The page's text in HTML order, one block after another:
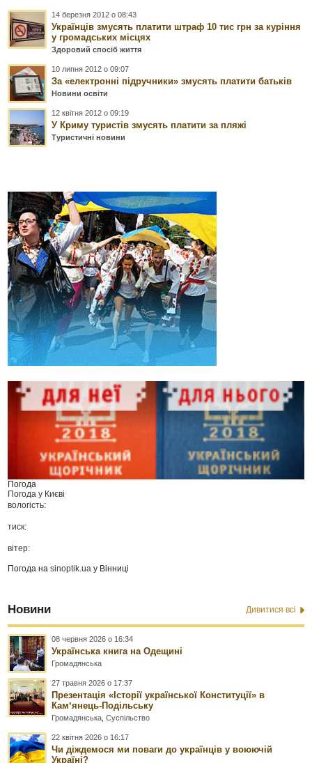
14 березня 2012 о 08:43
Українців змусять платити штраф 10 тис грн за куріння
у громадських місцях
Здоровий спосіб життя
10 липня 2012 о 09:07
За «електронні підручники» змусять платити батьків
Новини освіти
12 квітня 2012 о 09:19
У Криму туристів змусять платити за пляжі
Туристичні новини
Погода
Погода у Києві
вологість:
тиск:
вітер:
Погода наsinoptik.ua у Вінниці
Новини Дивитися всі
08 червня 2026 о 16:34
Українська книга на Одещині
Громадянська
27 травня 2026 о 17:37
Презентація «Історії української Конституції» в
Камʼянець-Подільську
Громадянська ,Суспільство
22 квітня 2026 о 16:17
Чи діждемося ми поваги до українців у воюючій
Україні?